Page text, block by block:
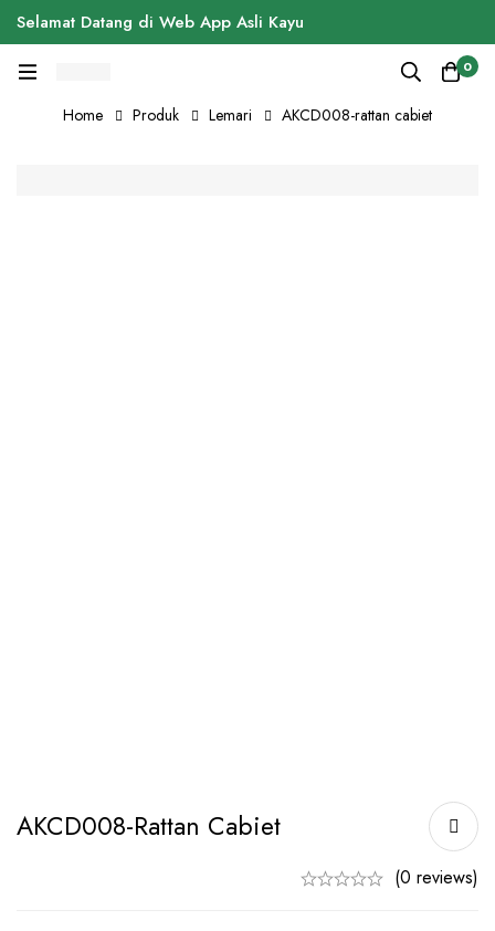
Selamat Datang di Web App Asli Kayu
0
Home Produk Lemari AKCD008-rattan cabiet
AKCD008-Rattan Cabiet
(0 reviews)